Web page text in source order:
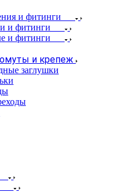
и фитинги
и фитинги
и фитинги
и крепеж
заглушки